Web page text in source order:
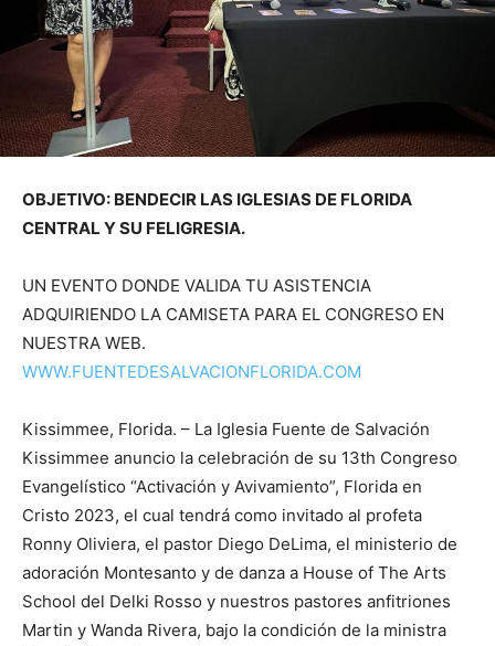
OBJETIVO: BENDECIR LAS IGLESIAS DE FLORIDA
CENTRAL Y SU FELIGRESIA.
UN EVENTO DONDE VALIDA TU ASISTENCIA
ADQUIRIENDO LA CAMISETA PARA EL CONGRESO EN
NUESTRA WEB.
WWW.FUENTEDESALVACIONFLORIDA.COM
Kissimmee, Florida. – La Iglesia Fuente de Salvación
Kissimmee anuncio la celebración de su 13th Congreso
Evangelístico “Activación y Avivamiento”, Florida en
Cristo 2023, el cual tendrá como invitado al profeta
Ronny Oliviera, el pastor Diego DeLima, el ministerio de
adoración Montesanto y de danza a House of The Arts
School del Delki Rosso y nuestros pastores anfitriones
Martin y Wanda Rivera, bajo la condición de la ministra